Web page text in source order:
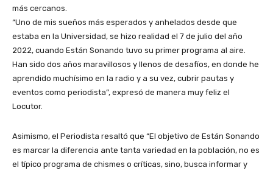
más cercanos.
“Uno de mis sueños más esperados y anhelados desde que
estaba en la Universidad, se hizo realidad el 7 de julio del año
2022, cuando Están Sonando tuvo su primer programa al aire.
Han sido dos años maravillosos y llenos de desafíos, en donde he
aprendido muchísimo en la radio y a su vez, cubrir pautas y
eventos como periodista”, expresó de manera muy feliz el
Locutor.
Asimismo, el Periodista resaltó que “El objetivo de Están Sonando
es marcar la diferencia ante tanta variedad en la población, no es
el típico programa de chismes o críticas, sino, busca informar y